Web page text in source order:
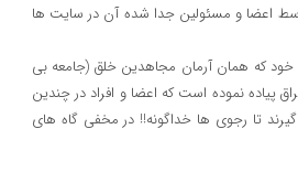
اعضا و مسئولین جدا شده آن در سایت ها
که همان آرمان مجاهدین خلق (جامعه بی
پیاده نموده است که اعضا و افراد در چندین
تا رجوی ها خداگونه!! در مخفی گاه های